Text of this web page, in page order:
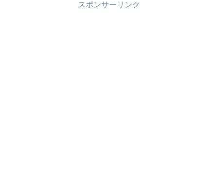
スポンサーリンク